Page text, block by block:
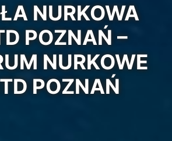
NURKOWA
POZNAŃ –
NURKOWE
POZNAŃ